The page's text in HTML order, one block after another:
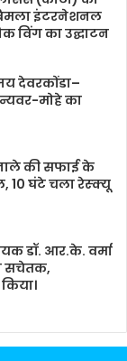
इंटरनेशनल
विंग का उद्घाटन
देवरकोंडा–
मोहे का
की सफाई के
10 घंटे चला रेस्क्यू
डॉ. आर.के. वर्मा
सचेतक,